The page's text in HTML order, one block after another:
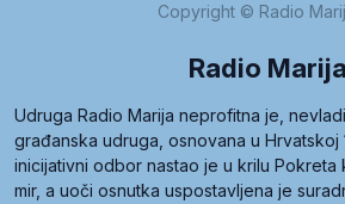
Copyright © Radio
Radio Marija
Udruga Radio Marija neprofitna je,
građanska udruga, osnovana u Hrvatskoj
inicijativni odbor nastao je u krilu
mir, a uoči osnutka uspostavljena je